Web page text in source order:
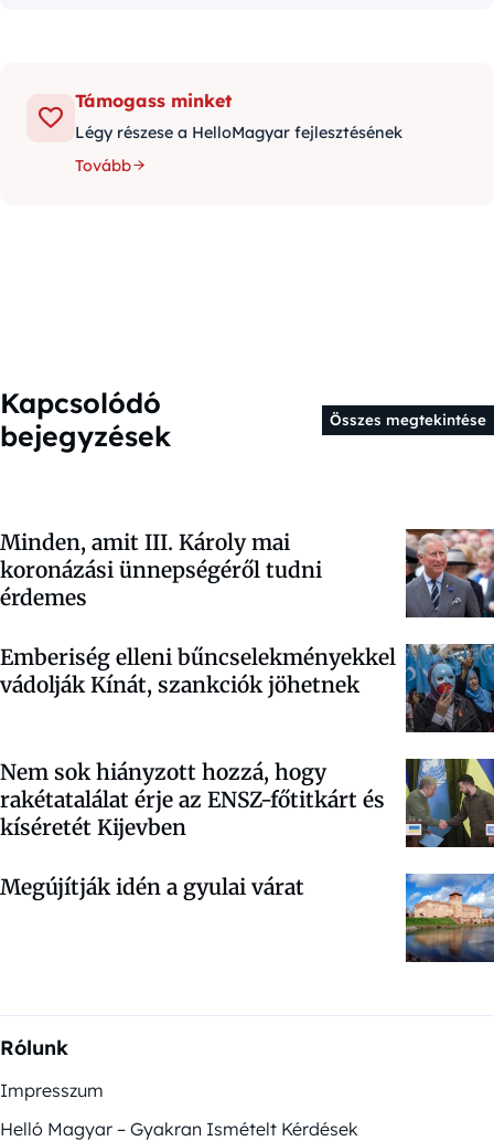
Támogass minket
Légy részese a HelloMagyar fejlesztésének
Tovább
Kapcsolódó
bejegyzések
Összes megtekintése
Minden, amit III. Károly mai
koronázási ünnepségéről tudni
érdemes
Emberiség elleni bűncselekményekkel
vádolják Kínát, szankciók jöhetnek
Nem sok hiányzott hozzá, hogy
rakétatalálat érje az ENSZ-főtitkárt és
kíséretét Kijevben
Megújítják idén a gyulai várat
Rólunk
Impresszum
Helló Magyar – Gyakran Ismételt Kérdések